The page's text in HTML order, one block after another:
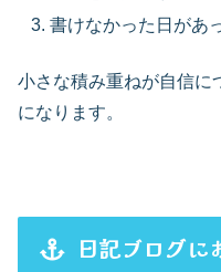
書けなかった日があ
小さな積み重ねが自信に
になります。
日記ブログに